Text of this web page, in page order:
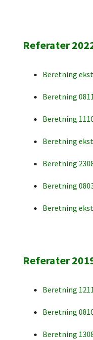
Referater
Beretning
Beretning
Beretning
Beretning
Beretning
Beretning
Beretning
Referater
Beretning
Beretning
Beretning